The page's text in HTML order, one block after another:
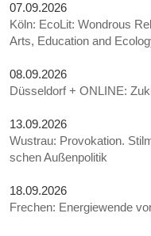
07.09.2026
Köln: EcoLit: Wondrous
Arts, Education and
08.09.2026
Düsseldorf + ONLINE:
13.09.2026
Wustrau: Provokation.
schen Außenpolitik
18.09.2026
Frechen: Energiewende